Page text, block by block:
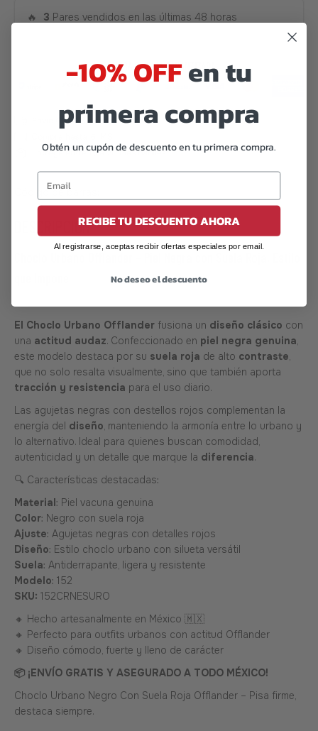
🔥 3 Pares vendidos en las últimas 48 horas
Código de barras:
DESCRIPCIÓN
El Choclo Urbano Offlander fusiona un diseño clásico con
una actitud audaz. Confeccionado en piel negra genuina
este modelo destaca por su suela roja de alto contraste
que no solo resalta visualmente, sino que también aporta
tracción y resistencia para el uso diario.
Las agujetas negras con destellos rojos complementan la
energía del diseño , manteniendo la armonía entre lo urbano y
lo alternativo. Ideal para quienes buscan comodidad,
autenticidad y un detalle que marque la diferencia.
🔍 Características destacadas:
Material: Piel vacuna genuina
Color: Negro con suela roja
Ajuste: Agujetas negras con detalles rojos
Diseño: Estilo choclo urbano con silueta versátil
Suela: Antiderrapante, ligera y resistente
Modelo: 152
SKU: 152CRNESURO
🔸 Hecho artesanalmente en México 🇲🇽
🔸 Perfecto para outfits urbanos con actitud Offlander
🔸 Diseño cómodo, fuerte y lleno de carácter
📦 ¡ENVÍO GRATIS Y ASEGURADO A TODO MÉXICO!
Choclo Urbano Negro Con Suela Roja Offlander – Pisa firme,
destaca siempre.
-10% OFFen tu
primera compra
Obtén un cupón de descuento en tu primera compra.
RECIBE TU DESCUENTO AHORA
Al registrarse, aceptas recibir ofertas especiales por email.
No deseo el descuento